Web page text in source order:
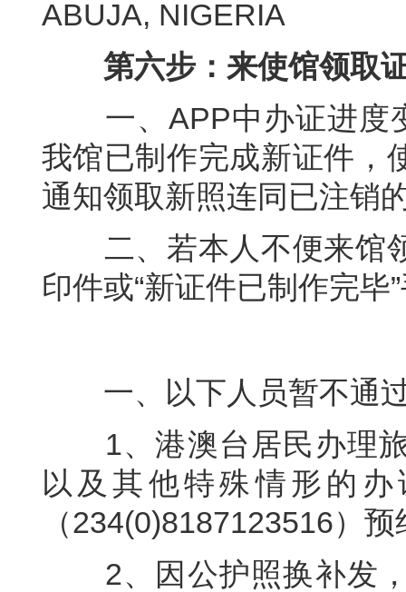
ABUJA, NIGERIA
第六步：来使馆领取
一、APP中办证进度变
我馆已制作完成新证件，
通知领取新照连同已注销
二、若本人不便来馆领
印件或“新证件已制作完毕
一、以下人员暂不通过
1、港澳台居民办理旅
以及其他特殊情形的
（234(0)8187123516）
2、因公护照换补发，